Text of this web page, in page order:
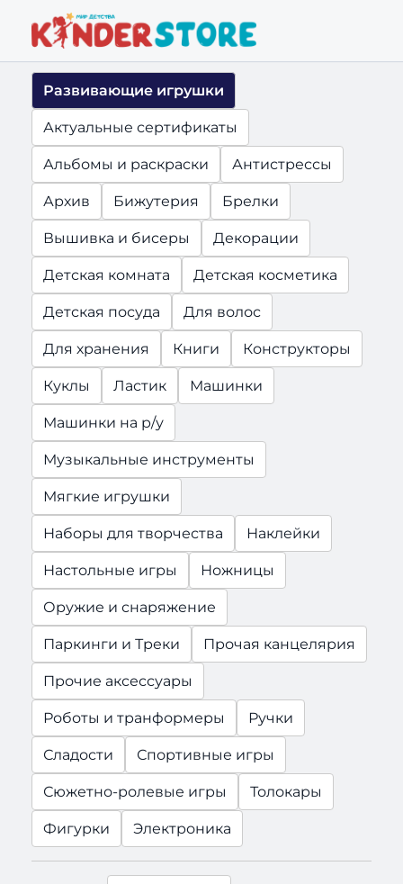
Развивающие игрушки
Актуальные сертификаты
Альбомы и раскраски Антистрессы
Архив Бижутерия Брелки
Вышивка и бисеры Декорации
Детская комната Детская косметика
Детская посуда Для волос
Для хранения Книги Конструкторы
Куклы Ластик Машинки
Машинки на р/у
Музыкальные инструменты
Мягкие игрушки
Наборы для творчества Наклейки
Настольные игры Ножницы
Оружие и снаряжение
Паркинги и Треки Прочая канцелярия
Прочие аксессуары
Роботы и транформеры Ручки
Сладости Спортивные игры
Сюжетно-ролевые игры Толокары
Фигурки Электроника